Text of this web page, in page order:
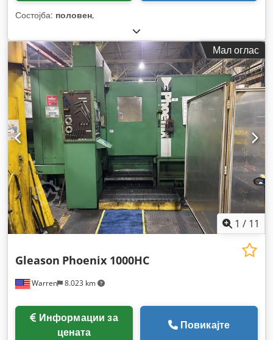
Состојба: половен,
Мал оглас
1 / 11
Warren 8.023 km
Gleason Phoenix 1000HC
цената
Повикајте